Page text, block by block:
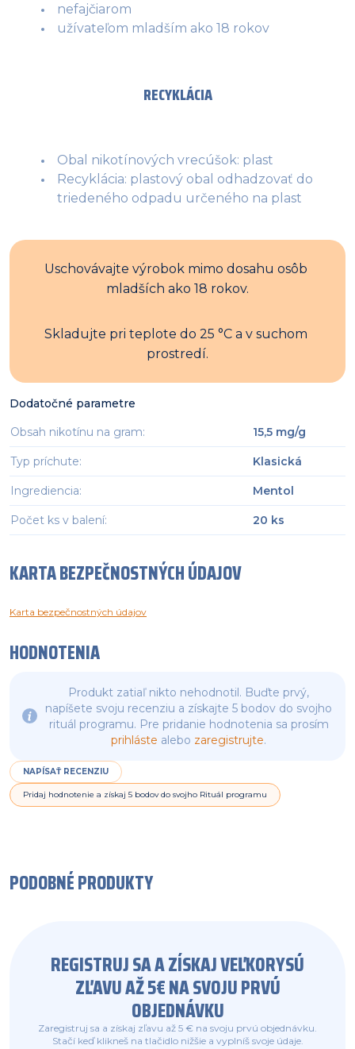
nefajčiarom
užívateľom mladším ako 18 rokov
RECYKLÁCIA
Obal nikotínových vrecúšok: plast
Recyklácia: plastový obal odhadzovať do
triedeného odpadu určeného na plast
Uschovávajte výrobok mimo dosahu osôb
mladších ako 18 rokov.
Skladujte pri teplote do 25 °C a v suchom
prostredí.
Dodatočné parametre
Obsah nikotínu na gram: 15,5 mg/g
Typ príchute: Klasická
Ingrediencia: Mentol
Počet ks v balení: 20 ks
KARTA BEZPEČNOSTNÝCH ÚDAJOV
Karta bezpečnostných údajov
HODNOTENIA
Produkt zatiaľ nikto nehodnotil. Buďte prvý,
napíšete svoju recenziu a získajte 5 bodov do svojho
rituál programu. Pre pridanie hodnotenia sa prosím
prihláste alebo zaregistrujte.
NAPÍSAŤ RECENZIU
Pridaj hodnotenie a získaj 5 bodov do svojho Rituál programu
PODOBNÉ PRODUKTY
REGISTRUJ SA A ZÍSKAJ VEĽKORYSÚ
ZĽAVU AŽ 5€ NA SVOJU PRVÚ
OBJEDNÁVKU
Zaregistruj sa a získaj zľavu až 5 € na svoju prvú objednávku.
Stačí keď klikneš na tlačidlo nižšie a vyplníš svoje údaje.